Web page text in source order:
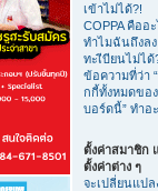
เข้าไม่ได้?!
COPPA คืออ
ทำไมฉันถึงลง
ทะเีบียนไม่ได้
ข้อความที่ว่า
กกี้ทั้งหมดของ
บอร์ดนี้” ทำอ
ตั้งค่าสมาชิก
ตั้งค่าต่าง ๆ
จะเปลี่ยนแปล